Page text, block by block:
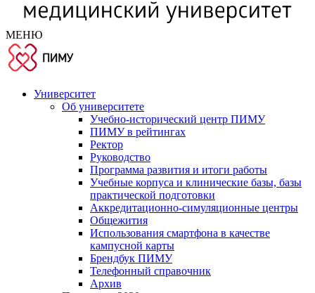
МЕНЮ
Университет
Об университете
Учебно-исторический центр ПИМУ
ПИМУ в рейтингах
Ректор
Руководство
Программа развития и итоги работы
Учебные корпуса и клинические базы, базы
практической подготовки
Аккредитационно-симуляционные центры
Общежития
Использования смартфона в качестве
кампусной карты
Брендбук ПИМУ
Телефонный справочник
Архив